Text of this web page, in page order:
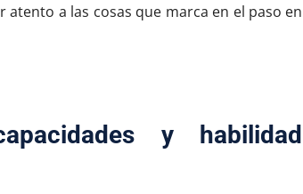
a las cosas que marca en el paso en
y habilidad